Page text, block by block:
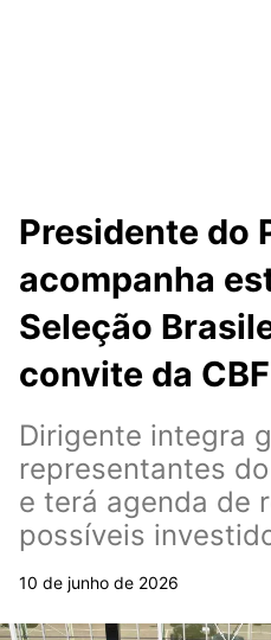
Presidente do
acompanha
Seleção
convite da CBF
Dirigente integra
representantes
e terá agenda de
possíveis
10 de junho de 2026